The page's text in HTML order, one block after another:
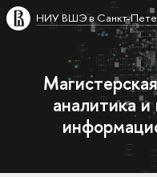
НИУ ВШЭ в Санкт-
аналитика